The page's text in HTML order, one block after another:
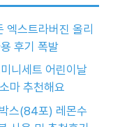
엑스트라버진 올리
후기 폭발
니세트 어린이날
마 추천해요
스(84포) 레몬수